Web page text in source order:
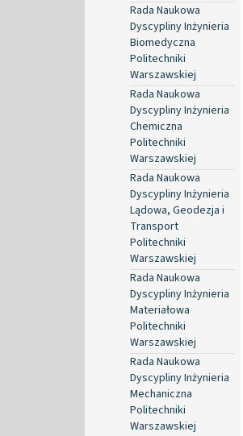
Rada Naukowa
Dyscypliny Inżynieria
Biomedyczna
Politechniki
Warszawskiej
Rada Naukowa
Dyscypliny Inżynieria
Chemiczna
Politechniki
Warszawskiej
Rada Naukowa
Dyscypliny Inżynieria
Lądowa, Geodezja i
Transport
Politechniki
Warszawskiej
Rada Naukowa
Dyscypliny Inżynieria
Materiałowa
Politechniki
Warszawskiej
Rada Naukowa
Dyscypliny Inżynieria
Mechaniczna
Politechniki
Warszawskiej